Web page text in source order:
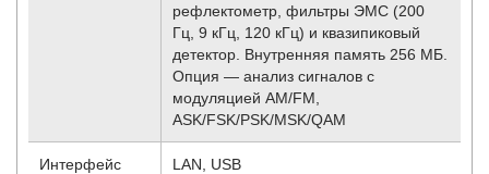
рефлектометр, фильтры ЭМС (200
Гц, 9 кГц, 120 кГц) и квазипиковый
детектор. Внутренняя память 256 МБ.
Опция — анализ сигналов с
модуляцией AM/FM,
ASK/FSK/PSK/MSK/QAM
Интерфейс LAN, USB